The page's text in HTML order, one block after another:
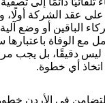
على عقد الشركة
الباقين أو وضع
مع الوفاة باعتبارها
ليس دقيقًا، بل يجب
اتخاذ أي خطوة.
في الأردن